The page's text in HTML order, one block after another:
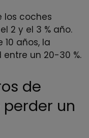
los coches
2 y el 3 % año.
10 años, la
un 20-30 %.
de
un